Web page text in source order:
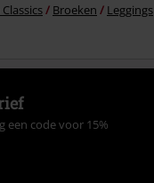
Broeken Leggings
een code voor 15%